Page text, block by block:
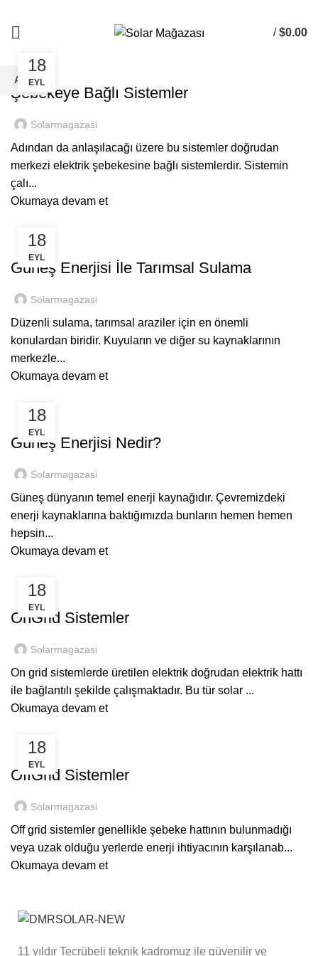
/ $0.00
18
EYL
GENEL
Şebekeye Bağlı Sistemler
Solarmagazasi
Adından da anlaşılacağı üzere bu sistemler doğrudan
merkezi elektrik şebekesine bağlı sistemlerdir. Sistemin
çalı...
Okumaya devam et
18
EYL
GENEL
Güneş Enerjisi İle Tarımsal Sulama
Solarmagazasi
Düzenli sulama, tarımsal araziler için en önemli
konulardan biridir. Kuyuların ve diğer su kaynaklarının
merkezle...
Okumaya devam et
18
EYL
GENEL
Güneş Enerjisi Nedir?
Solarmagazasi
Güneş dünyanın temel enerji kaynağıdır. Çevremizdeki
enerji kaynaklarına baktığımızda bunların hemen hemen
hepsin...
Okumaya devam et
18
EYL
GENEL
OnGrid Sistemler
Solarmagazasi
On grid sistemlerde üretilen elektrik doğrudan elektrik hattı
ile bağlantılı şekilde çalışmaktadır. Bu tür solar ...
Okumaya devam et
18
EYL
GENEL
OffGrid Sistemler
Solarmagazasi
Off grid sistemler genellikle şebeke hattının bulunmadığı
veya uzak olduğu yerlerde enerji ihtiyacının karşılanab...
Okumaya devam et
11 yıldır Tecrübeli teknik kadromuz ile güvenilir ve
ARA
Aradığınız projeleri görmek için yazmaya başlayın.